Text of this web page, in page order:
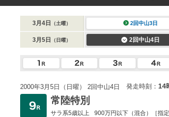
3月4日 （土曜） 2回中山3日
3月5日 （日曜） 2回中山4日
2000年3月5日（日曜） 2回中山4日 発走時刻： 14
常陸特別
サラ系5歳以上 900万円以下 （混合）［指定